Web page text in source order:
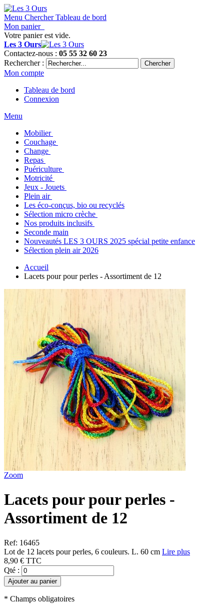
Menu Chercher Tableau de bord
Mon panier
Votre panier est vide.
Les 3 Ours
Contactez-nous : 05 55 32 60 23
Rechercher :
Chercher
Mon compte
Tableau de bord
Connexion
Menu
Mobilier
Couchage
Change
Repas
Puériculture
Motricité
Jeux - Jouets
Plein air
Les éco-conçus, bio ou recyclés
Sélection micro crèche
Nos produits inclusifs
Seconde main
Nouveautés LES 3 OURS 2025 spécial petite enfance
Sélection plein air 2026
Accueil
Lacets pour pour perles - Assortiment de 12
Zoom
Lacets pour pour perles -
Assortiment de 12
Ref: 16465
Lot de 12 lacets pour perles, 6 couleurs. L. 60 cm Lire plus
8,90 € TTC
Qté :
Ajouter au panier
* Champs obligatoires